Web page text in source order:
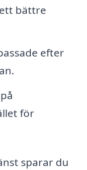
bättre
efter
för
sparar du